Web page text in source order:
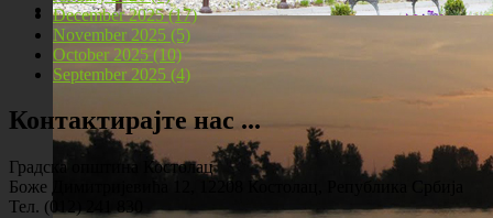
Локомотива у центру Костолца
December 2025 (17)
November 2025 (5)
October 2025 (10)
September 2025 (4)
Контактирајте нас ...
Градска општина Костолац
Боже Димитријевића 12, 12208 Костолац, Република Србија
Тел. (012) 241 830